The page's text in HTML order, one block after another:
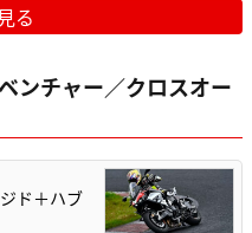
る
ンチャー／クロスオー
ド＋ハブ